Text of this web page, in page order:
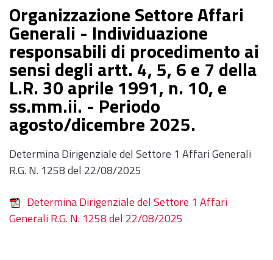
Organizzazione Settore Affari
Generali - Individuazione
responsabili di procedimento ai
sensi degli artt. 4, 5, 6 e 7 della
L.R. 30 aprile 1991, n. 10, e
ss.mm.ii. - Periodo
agosto/dicembre 2025.
Determina Dirigenziale del Settore 1 Affari Generali
R.G. N. 1258 del 22/08/2025
Determina Dirigenziale del Settore 1 Affari
Generali R.G. N. 1258 del 22/08/2025